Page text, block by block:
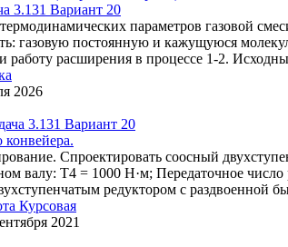
3.131 Вариант 20
параметров газовой
газовую постоянную и кажущуюся
работу расширения в процессе 1-2.
2026
Спроектировать соосный
валу: Т4 = 1000 Н·м; Передаточное
редуктором с раздвоенной
Курсовая
2021